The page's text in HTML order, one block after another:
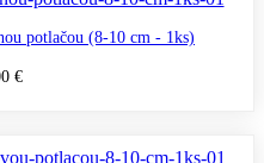
potlačou (8-10 cm - 1ks)
€